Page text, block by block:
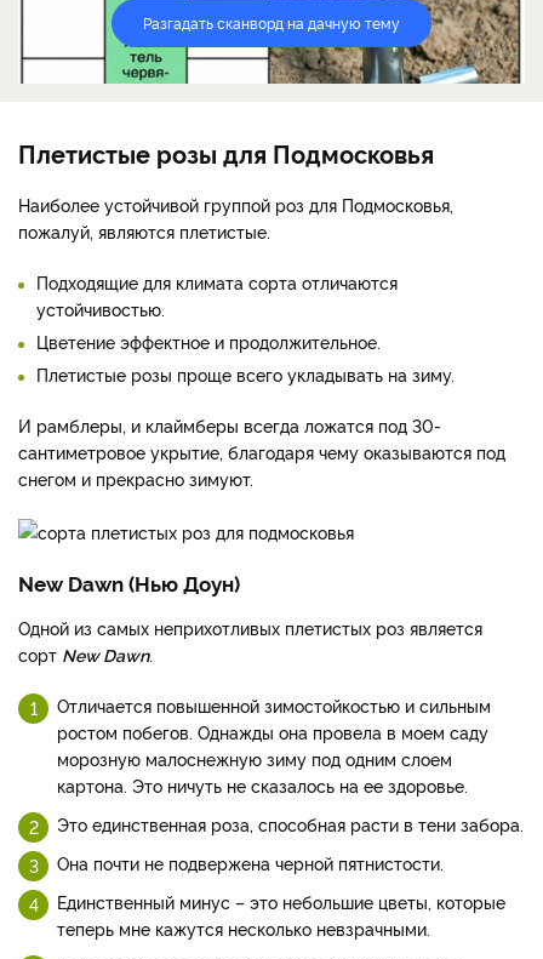
Разгадать сканворд на дачную тему
Плетистые розы для Подмосковья
Наиболее устойчивой группой роз для Подмосковья,
пожалуй, являются плетистые.
Подходящие для климата сорта отличаются
устойчивостью.
Цветение эффектное и продолжительное.
Плетистые розы проще всего укладывать на зиму.
И рамблеры, и клаймберы всегда ложатся под 30-
сантиметровое укрытие, благодаря чему оказываются под
снегом и прекрасно зимуют.
New Dawn (Нью Доун)
Одной из самых неприхотливых плетистых роз является
сорт New Dawn.
Отличается повышенной зимостойкостью и сильным
ростом побегов. Однажды она провела в моем саду
морозную малоснежную зиму под одним слоем
картона. Это ничуть не сказалось на ее здоровье.
Это единственная роза, способная расти в тени забора.
Она почти не подвержена черной пятнистости.
Единственный минус – это небольшие цветы, которые
теперь мне кажутся несколько невзрачными.